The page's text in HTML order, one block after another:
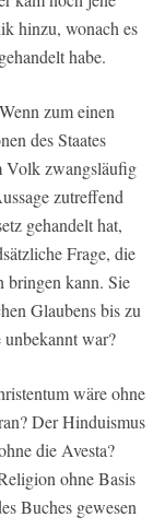
hinzu, wonach es
habe.
zum einen
des Staates
Volk zwangsläufig
zutreffend
gehandelt hat,
Frage, die
kann. Sie
Glaubens bis zu
unbekannt war?
wäre ohne
Der Hinduismus
die Avesta?
ohne Basis
Buches gewesen